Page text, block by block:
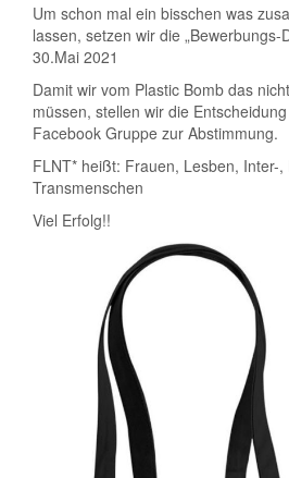
Um schon mal ein bisschen was
lassen, setzen wir die „Bewerbungs-
30.Mai 2021
Damit wir vom Plastic Bomb das
müssen, stellen wir die
Facebook Gruppe zur Abstimmung.
FLNT* heißt: Frauen, Lesben, Inter-,
Transmenschen
Viel Erfolg!!